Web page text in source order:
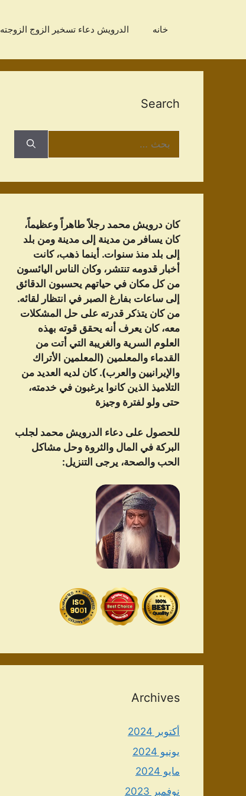
خانه الدرویش دعاء تسخير الزوج الزوجته
Search
عن:
كان درويش محمد رجلاً طاهراً وعظيماً،
كان يسافر من مدينة إلى مدينة ومن بلد
إلى بلد منذ سنوات. أينما ذهب، كانت
أخبار قدومه تنتشر، وكان الناس اليائسون
من كل مكان في حياتهم يحسبون الدقائق
إلى ساعات بفارغ الصبر في انتظار لقائه.
من كان يتذكر قدرته على حل المشكلات
معه، كان يعرف أنه يحقق قوته بهذه
العلوم السرية والغريبة التي أتت من
القدماء والمعلمين (المعلمين الأتراك
والإيرانيين والعرب). كان لديه العديد من
التلاميذ الذين كانوا يرغبون في خدمته،
حتى ولو لفترة وجيزة
للحصول على دعاء الدرویش محمد لجلب
البركة في المال والثروة وحل مشاكل
الحب والصحة، يرجى التنزيل:
Archives
أكتوبر 2024
يونيو 2024
مايو 2024
نوفمبر 2023